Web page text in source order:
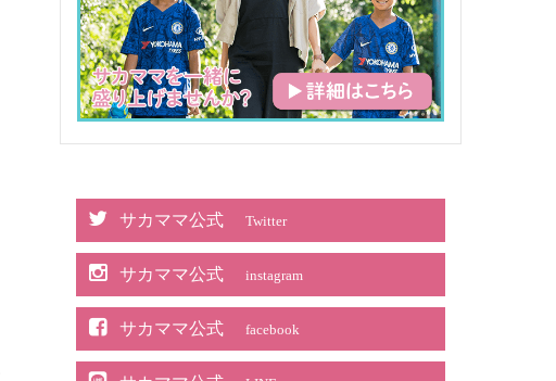
サカママ公式 Twitter
サカママ公式 instagram
サカママ公式 facebook